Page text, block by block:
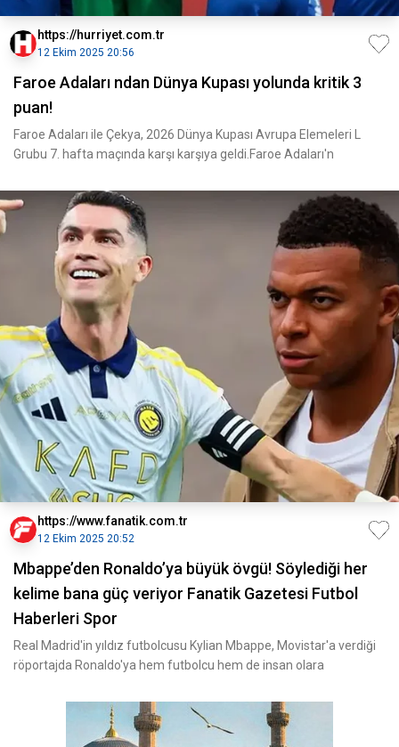
https://hurriyet.com.tr
12 Ekim 2025 20:56
Faroe Adaları ndan Dünya Kupası yolunda kritik 3
puan!
Faroe Adaları ile Çekya, 2026 Dünya Kupası Avrupa Elemeleri L
Grubu 7. hafta maçında karşı karşıya geldi.Faroe Adaları'n
https://www.fanatik.com.tr
12 Ekim 2025 20:52
Mbappe’den Ronaldo’ya büyük övgü! Söylediği her
kelime bana güç veriyor Fanatik Gazetesi Futbol
Haberleri Spor
Real Madrid'in yıldız futbolcusu Kylian Mbappe, Movistar'a verdiği
röportajda Ronaldo'ya hem futbolcu hem de insan olara